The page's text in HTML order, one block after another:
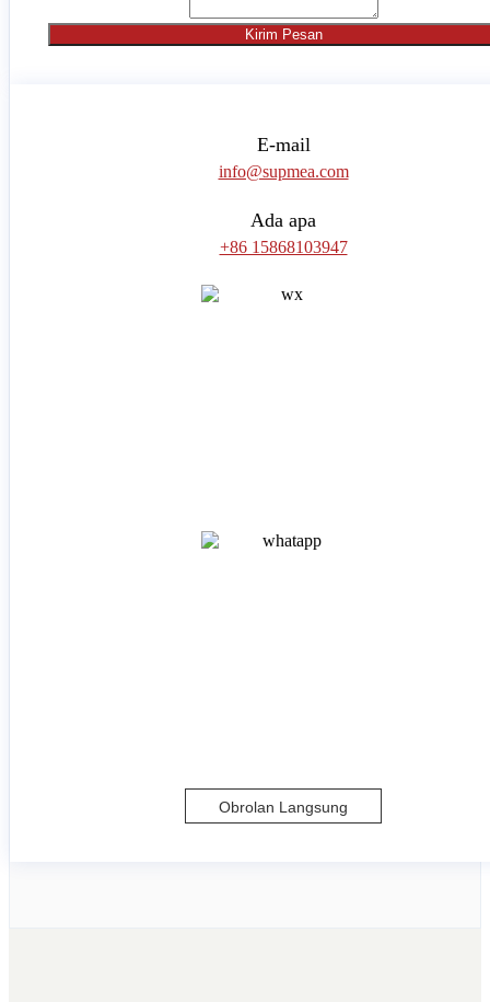
Kirim Pesan
E-mail
info@supmea.com
Ada apa
+86 15868103947
Obrolan Langsung